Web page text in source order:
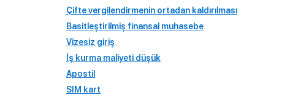
Çifte vergilendirmenin ortadan kaldırılması
Basitleştirilmiş finansal muhasebe
Vizesiz giriş
İş kurma maliyeti düşük
Apostil
SIM kart